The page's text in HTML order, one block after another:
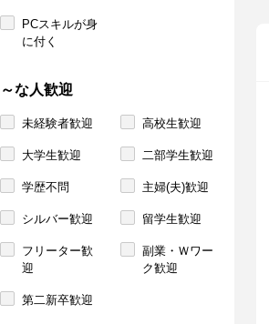
PCスキルが身
に付く
～な人歓迎
未経験者歓迎 高校生歓迎
大学生歓迎 二部学生歓迎
学歴不問 主婦(夫)歓迎
シルバー歓迎 留学生歓迎
フリーター歓
迎
副業・Ｗワー
ク歓迎
第二新卒歓迎